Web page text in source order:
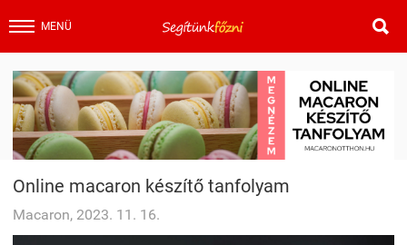
MENÜ 
Online macaron készítő tanfolyam
Macaron, 2023. 11. 16.